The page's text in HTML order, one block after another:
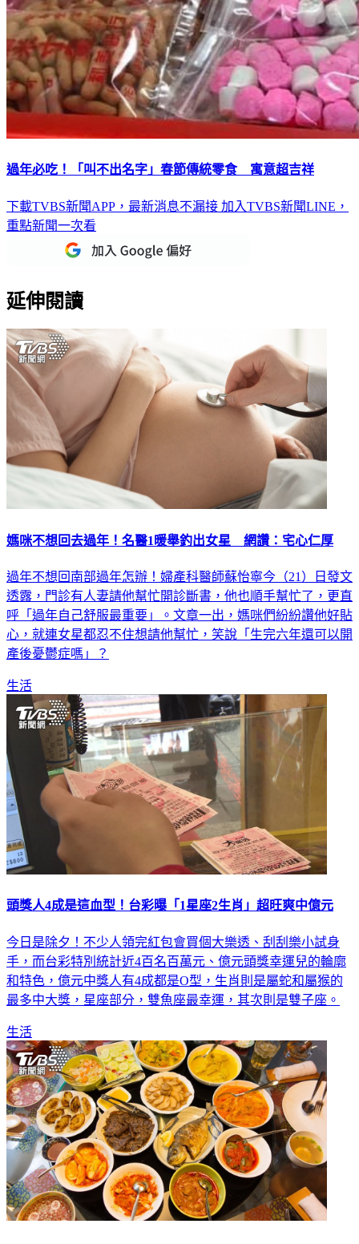
過年必吃！「叫不出名字」春節傳統零食 寓意超吉祥
下載TVBS新聞APP，最新消息不漏接 加入TVBS新聞LINE，
重點新聞一次看
延伸閱讀
媽咪不想回去過年！名醫1暖舉釣出女星 網讚：宅心仁厚
過年不想回南部過年怎辦！婦產科醫師蘇怡寧今（21）日發文
透露，門診有人妻請他幫忙開診斷書，他也順手幫忙了，更直
呼「過年自己舒服最重要」。文章一出，媽咪們紛紛讚他好貼
心，就連女星都忍不住想請他幫忙，笑說「生完六年還可以開
產後憂鬱症嗎」？
生活
頭獎人4成是這血型！台彩曝「1星座2生肖」超旺爽中億元
今日是除夕！不少人領完紅包會買個大樂透、刮刮樂小試身
手，而台彩特別統計近4百名百萬元、億元頭獎幸運兒的輪廓
和特色，億元中獎人有4成都是O型，生肖則是屬蛇和屬猴的
最多中大獎，星座部分，雙魚座最幸運，其次則是雙子座。
生活